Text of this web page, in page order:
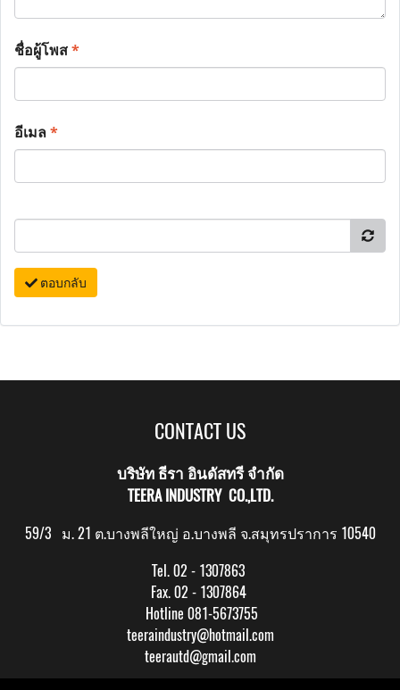
ชื่อผู้โพส*
อีเมล*
ตอบกลับ
CONTACT US
บริษัท ธีรา อินดัสทรี จำกัด
TEERA INDUSTRY CO.,LTD.
59/3 ม. 21 ต.บางพลีใหญ่ อ.บางพลี จ.สมุทรปราการ 10540
Tel. 02 - 1307863
Fax. 02 - 1307864
Hotline 081-5673755
teeraindustry@hotmail.com
teerautd@gmail.com